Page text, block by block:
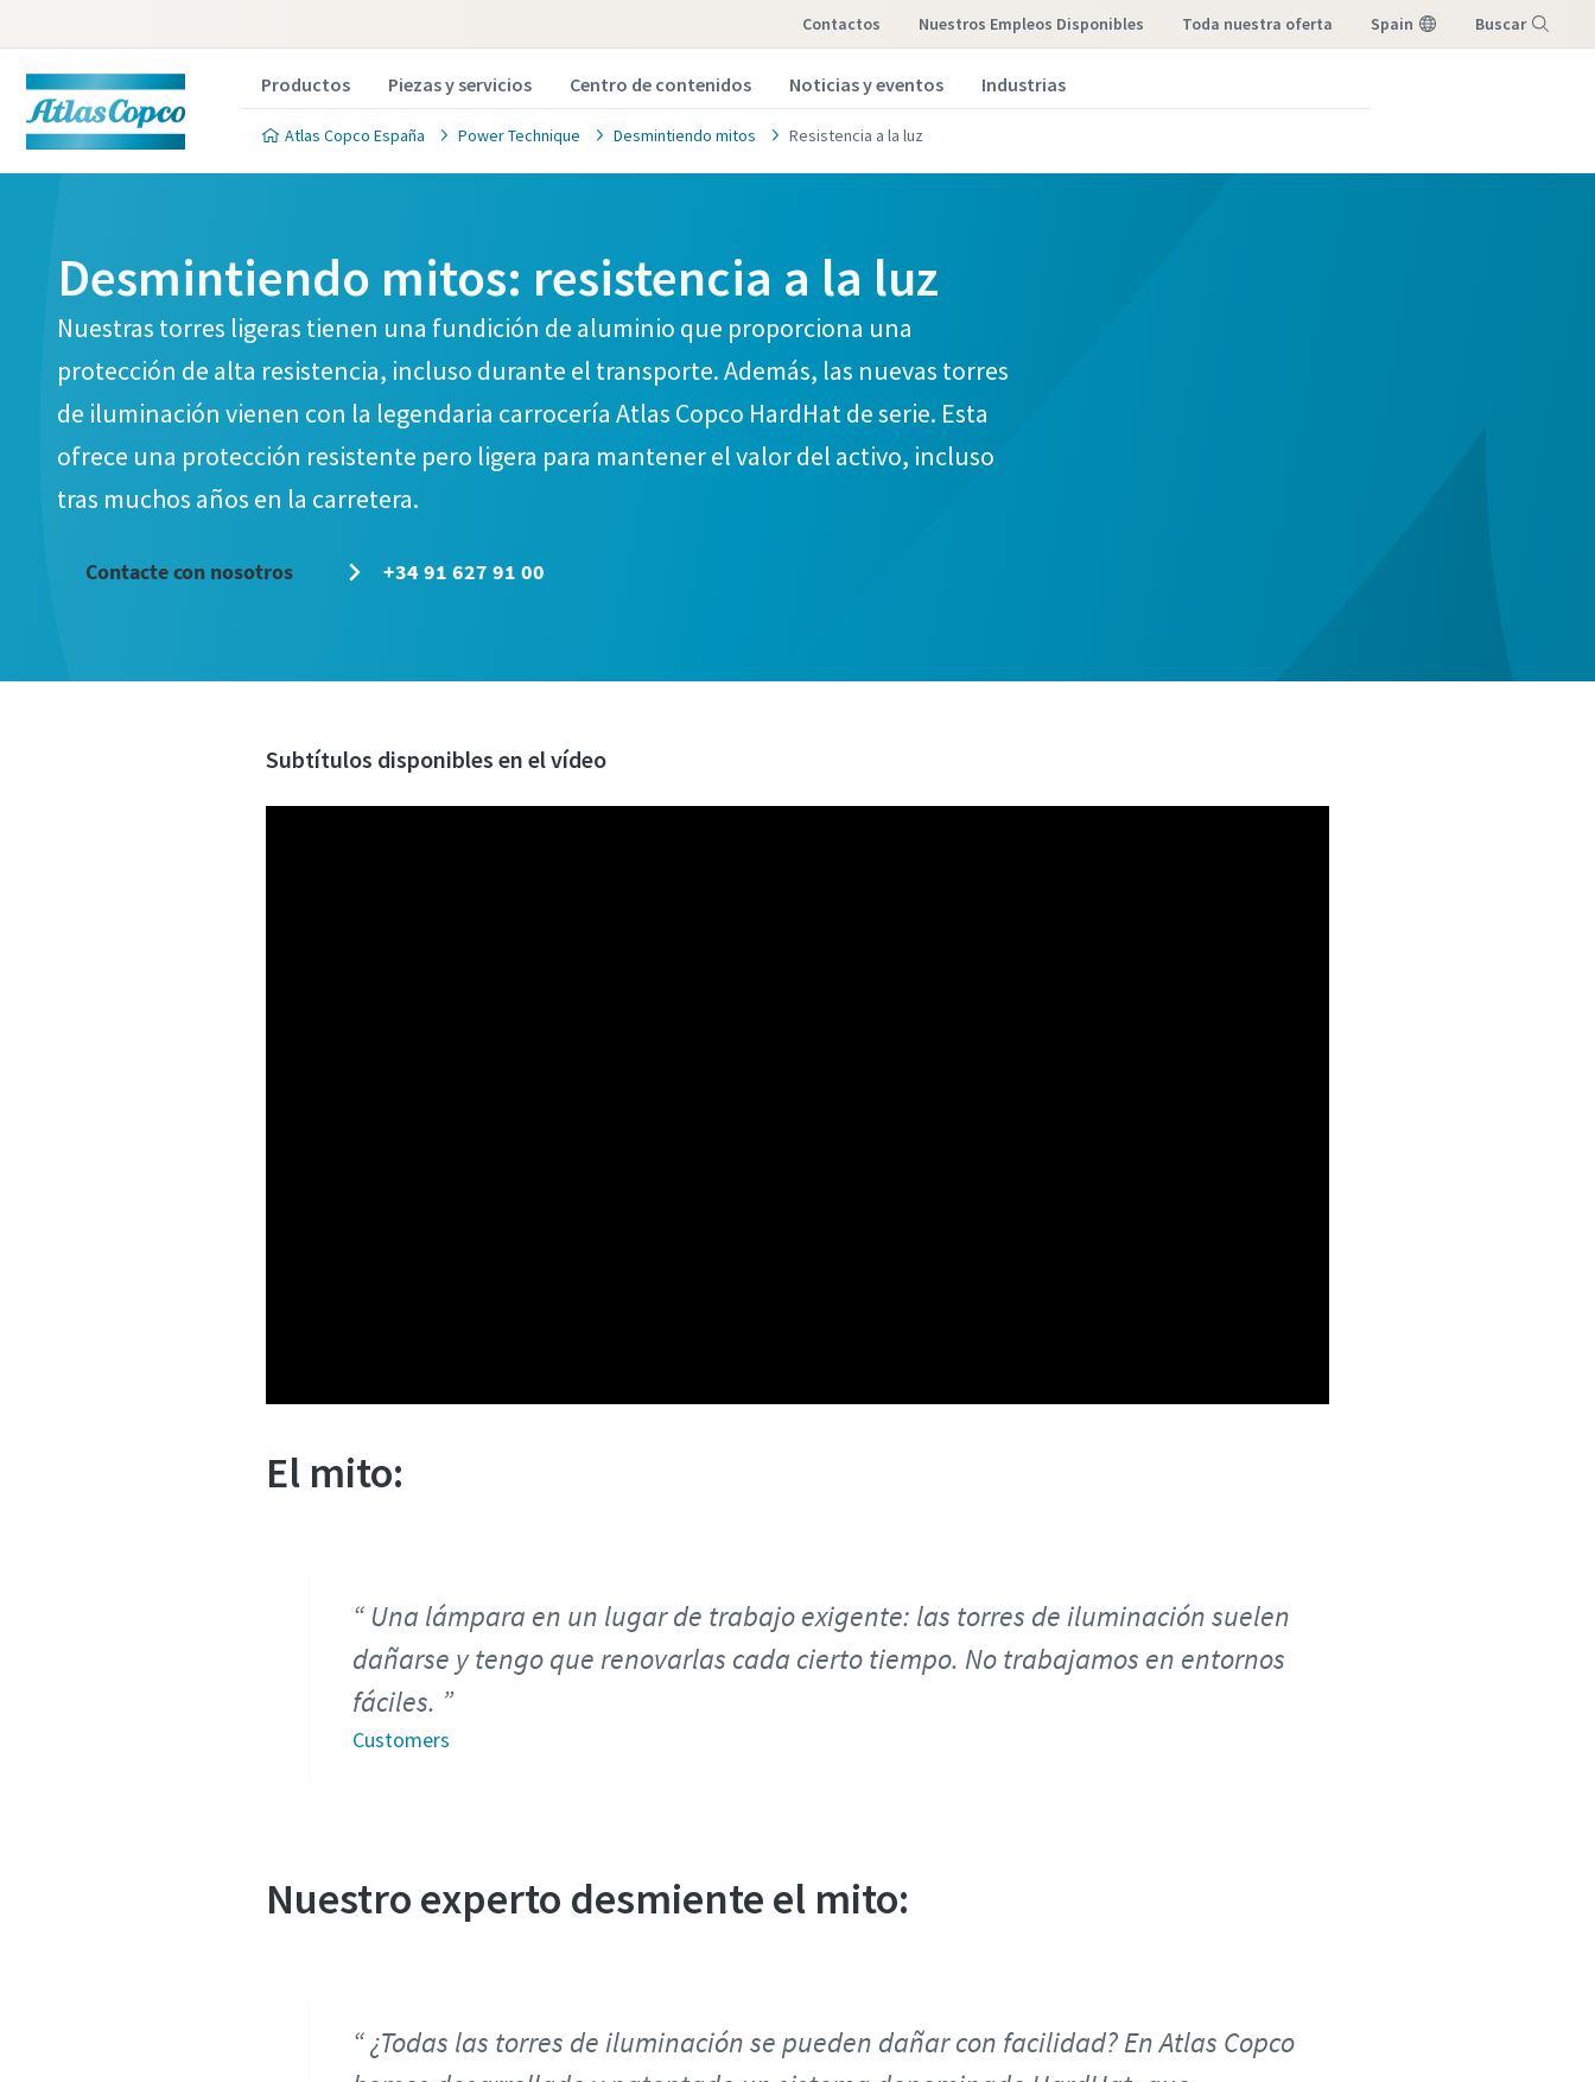
Contactos Nuestros Empleos Disponibles toda nuestra oferta Spain Buscar
Productos Piezas y servicios Centro de contenidos Noticias y eventos Industrias
Atlas Copco España Power Technique Desmintiendo mitos Resistencia a la luz
Desmintiendo mitos: resistencia a la luz
Nuestras torres ligeras tienen una fundición de aluminio que proporciona una
protección de alta resistencia, incluso durante el transporte. Además, las nuevas torres
de iluminación vienen con la legendaria carrocería Atlas Copco HardHat de serie. Esta
ofrece una protección resistente pero ligera para mantener el valor del activo, incluso
tras muchos años en la carretera.
Contacte con nosotros +34 91 627 91 00
Subtítulos disponibles en el vídeo
El mito:
Una lámpara en un lugar de trabajo exigente: las torres de iluminación suelen
dañarse y tengo que renovarlas cada cierto tiempo. No trabajamos en entornos
fáciles.
Customers
Nuestro experto desmiente el mito:
¿Todas las torres de iluminación se pueden dañar con facilidad? En Atlas Copco